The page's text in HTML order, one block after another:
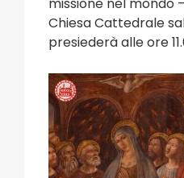
Chiesa Cattedrale
presiederà alle ore